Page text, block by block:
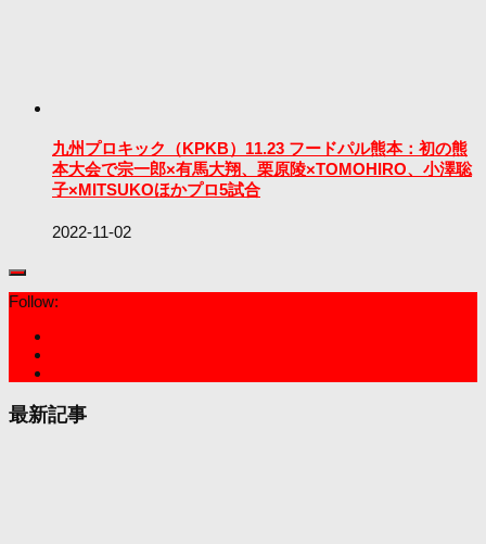
九州プロキック（KPKB）11.23 フードパル熊本：初の熊
本大会で宗一郎×有馬大翔、栗原陵×TOMOHIRO、小澤聡
子×MITSUKOほかプロ5試合
2022-11-02
Follow:
最新記事